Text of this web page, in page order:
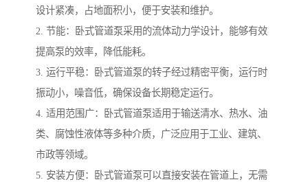
设计紧凑，占地面积小，便于安装和维护。
2. 节能：卧式管道泵采用的流体动力学设计，能够有效
提高泵的效率，降低能耗。
3. 运行平稳：卧式管道泵的转子经过精密平衡，运行时
振动小，噪音低，确保设备长期稳定运行。
4. 适用范围广：卧式管道泵适用于输送清水、热水、油
类、腐蚀性液体等多种介质，广泛应用于工业、建筑、
市政等领域。
5. 安装方便：卧式管道泵可以直接安装在管道上，无需